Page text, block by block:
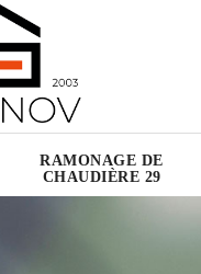
RAMONAGE DE
CHAUDIÈRE 29